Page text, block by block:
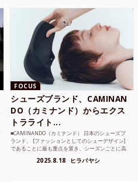
FOCUS
シューズブランド、CAMINAN
DO（カミナンド）からエクス
トラライト...
■CAMINANDO（カミナンド） 日本のシューズブ
ランド。 [ファッションとしてのシューデザイン]
であることに最も重点を置き、シーズンごとに高
2025.8.18 ヒラバヤシ